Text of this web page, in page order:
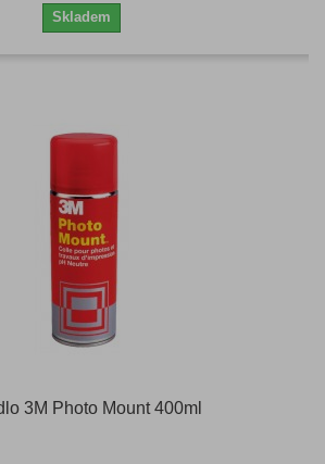
Skladem
3M Photo Mount 400ml